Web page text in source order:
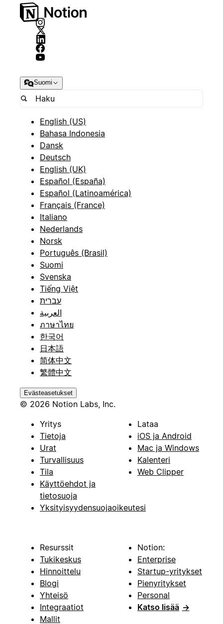
Suomi
English (US)
Bahasa Indonesia
Dansk
Deutsch
English (UK)
Español (España)
Español (Latinoamérica)
Français (France)
Italiano
Nederlands
Norsk
Português (Brasil)
Suomi
Svenska
Tiếng Việt
עברית
العربية
ภาษาไทย
한국어
日本語
简体中文
繁體中文
Evästeasetukset
© 2026 Notion Labs, Inc.
Yritys
Tietoja
Urat
Turvallisuus
Tila
Käyttöehdot ja
tietosuoja
Yksityisyydensuojaoikeutesi
Lataa
iOS ja Android
Mac ja Windows
Kalenteri
Web Clipper
Resurssit
Tukikeskus
Hinnoittelu
Blogi
Yhteisö
Integraatiot
Mallit
Notion:
Enterprise
Startup-yritykset
Pienyritykset
Personal
Katso lisää →